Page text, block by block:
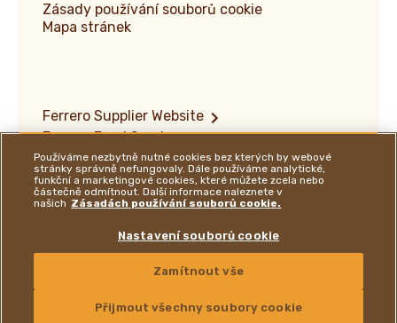
KONTAKTUJTE NÁS
Zásady používání souborů cookie
Mapa stránek
Ferrero Supplier Website
Ferrero Food Service
Ferrero Travel Market
Ferrero Hazelnut Company
Autorská práva a ochranné známky
Youtube Channel
Instagram
LinkedIn
Facebook
Používáme nezbytně nutné cookies bez kterých by webové
stránky správně nefungovaly. Dále používáme analytické,
funkční a marketingové cookies, které můžete zcela nebo
částečně odmítnout. Další informace naleznete v
našich Zásadách používání souborů cookie.
Nastavení souborů cookie
Zamítnout vše
Přijmout všechny soubory cookie